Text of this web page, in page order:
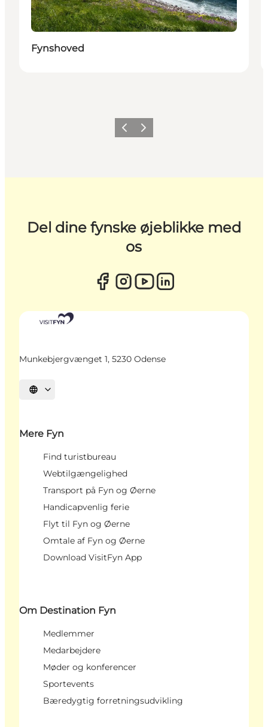
Fynshoved
ForrigeNæste
Del dine fynske øjeblikke med
os
Munkebjergvænget 1, 5230 Odense
Vælg sprog
Mere Fyn
Find turistbureau
Webtilgængelighed
Transport på Fyn og Øerne
Handicapvenlig ferie
Flyt til Fyn og Øerne
Omtale af Fyn og Øerne
Download VisitFyn App
Om Destination Fyn
Medlemmer
Medarbejdere
Møder og konferencer
Sportevents
Bæredygtig forretningsudvikling